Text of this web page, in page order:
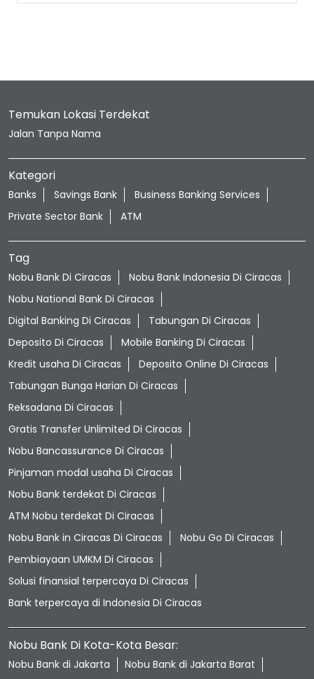
Temukan Lokasi Terdekat
Jalan Tanpa Nama
Kategori
Banks Savings Bank
Business Banking Services
Private Sector Bank
ATM
Tag
Nobu Bank Di Ciracas
Nobu Bank Indonesia Di Ciracas
Nobu National Bank Di Ciracas
Digital Banking Di Ciracas
Tabungan Di Ciracas
Deposito Di Ciracas
Mobile Banking Di Ciracas
Kredit usaha Di Ciracas
Deposito Online Di Ciracas
Tabungan Bunga Harian Di Ciracas
Reksadana Di Ciracas
Gratis Transfer Unlimited Di Ciracas
Nobu Bancassurance Di Ciracas
Pinjaman modal usaha Di Ciracas
Nobu Bank terdekat Di Ciracas
ATM Nobu terdekat Di Ciracas
Nobu Bank in Ciracas Di Ciracas
Nobu Go Di Ciracas
Pembiayaan UMKM Di Ciracas
Solusi finansial terpercaya Di Ciracas
Bank terpercaya di Indonesia Di Ciracas
Nobu Bank Di Kota-Kota Besar:
Nobu Bank di Jakarta Nobu Bank di Jakarta Barat